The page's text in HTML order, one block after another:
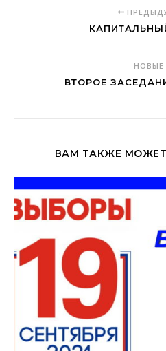
ВТОРОЕ
ВАМ ТАКЖЕ